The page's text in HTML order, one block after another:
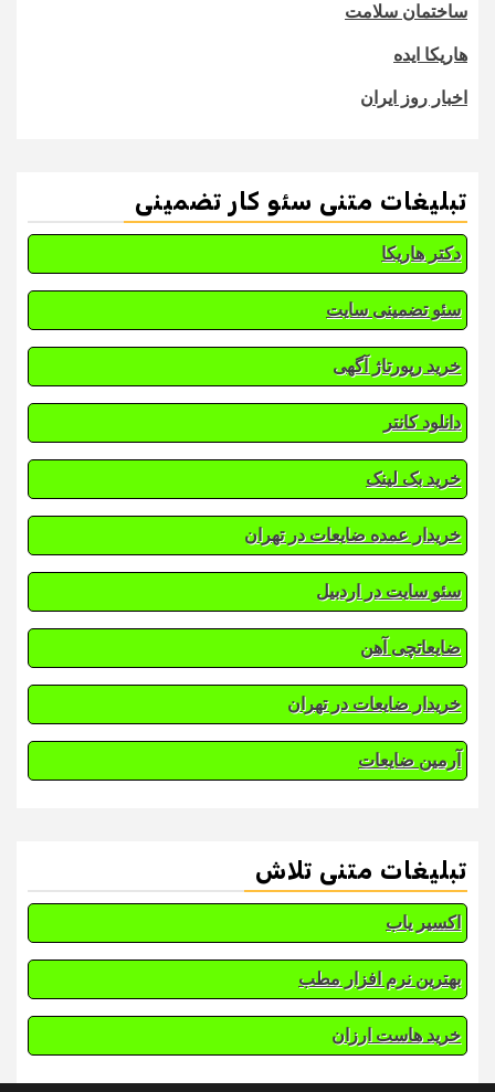
ساختمان سلامت
هاریکا ایده
اخبار روز ایران
تبلیغات متنی سئو کار تضمینی
دکتر هاریکا
سئو تضمینی سایت
خرید رپورتاژ آگهی
دانلود کانتر
خرید بک لینک
خریدار عمده ضایعات در تهران
سئو سایت در اردبیل
ضایعاتچی آهن
خریدار ضایعات در تهران
آرمین ضایعات
تبلیغات متنی تلاش
اکسیر یاب
بهترین نرم افزار مطب
خرید هاست ارزان